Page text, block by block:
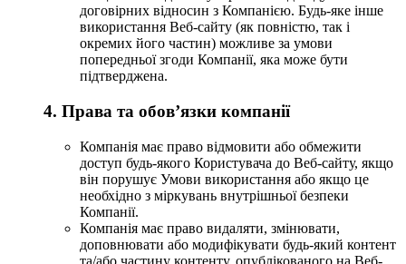
договірних відносин з Компанією. Будь-яке інше
використання Веб-сайту (як повністю, так і
окремих його частин) можливе за умови
попередньої згоди Компанії, яка може бути
підтверджена.
4. Права та обов’язки компанії
Компанія має право відмовити або обмежити
доступ будь-якого Користувача до Веб-сайту, якщо
він порушує Умови використання або якщо це
необхідно з міркувань внутрішньої безпеки
Компанії.
Компанія має право видаляти, змінювати,
доповнювати або модифікувати будь-який контент
та/або частину контенту, опублікованого на Веб-